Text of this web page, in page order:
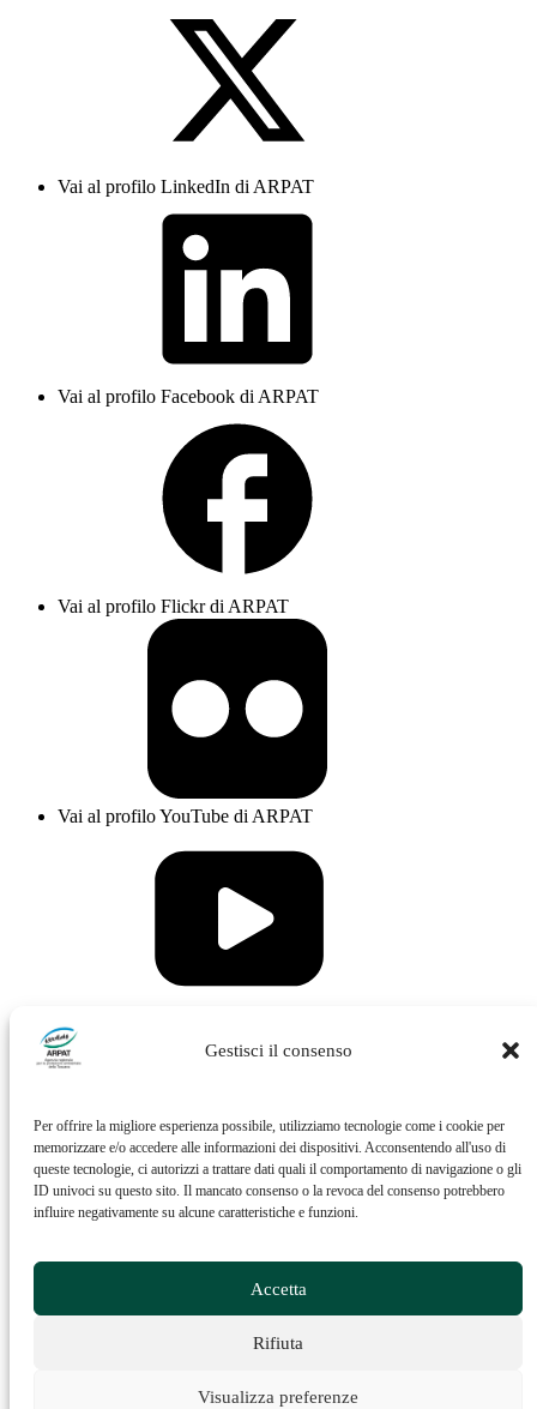
Gestisci il consenso
Per offrire la migliore esperienza possibile, utilizziamo tecnologie come i cookie per
memorizzare e/o accedere alle informazioni dei dispositivi. Acconsentendo all'uso di
queste tecnologie, ci autorizzi a trattare dati quali il comportamento di navigazione o gli
ID univoci su questo sito. Il mancato consenso o la revoca del consenso potrebbero
influire negativamente su alcune caratteristiche e funzioni.
Accetta
Rifiuta
Visualizza preferenze
Vai al profilo LinkedIn di ARPAT
Vai al profilo Facebook di ARPAT
Vai al profilo Flickr di ARPAT
Vai al profilo YouTube di ARPAT
Vai al profilo Issuu di ARPAT